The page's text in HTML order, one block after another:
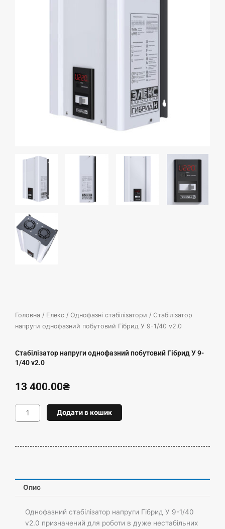
Головна / Елекс / Однофазні стабілізатори / Стабілізатор
напруги однофазний побутовий Гібрид У 9-1/40 v2.0
Стабілізатор напруги однофазний побутовий Гібрид У 9-
1/40 v2.0
13 400.00₴
Стабілізатор
напруги
1/40
v2.0
кількість
Додати в кошик
Опис
Однофазний стабілізатор напруги Гібрид У 9-1/40
v2.0 призначений для роботи в дуже нестабільних